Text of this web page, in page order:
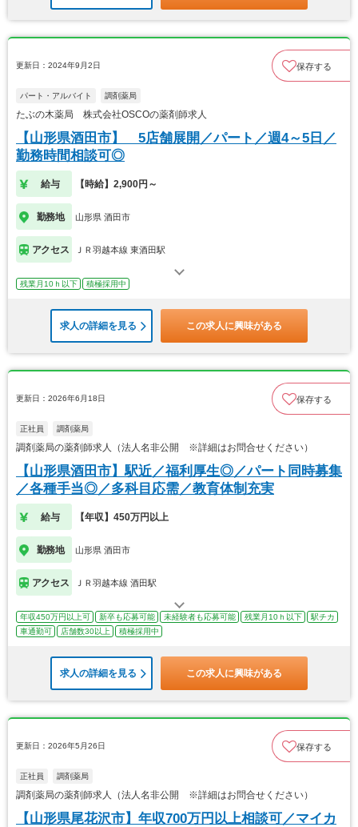
更新日：2024年9月2日 保存する
パート・アルバイト 調剤薬局
たぶの木薬局 株式会社OSCOの薬剤師求人
【山形県酒田市】 5店舗展開／パート／週4～5日／
勤務時間相談可◎
給与 【時給】2,900円～
勤務地 山形県 酒田市
アクセス ＪＲ羽越本線 東酒田駅
残業月10ｈ以下 積極採用中
求人の詳細を見る この求人に興味がある
更新日：2026年6月18日 保存する
正社員 調剤薬局
調剤薬局の薬剤師求人（法人名非公開 ※詳細はお問合せください）
【山形県酒田市】駅近／福利厚生◎／パート同時募集
／各種手当◎／多科目応需／教育体制充実
給与 【年収】450万円以上
勤務地 山形県 酒田市
アクセス ＪＲ羽越本線 酒田駅
年収450万円以上可 新卒も応募可能 未経験者も応募可能 残業月10ｈ以下
駅チカ
車通勤可
店舗数30以上 積極採用中
求人の詳細を見る この求人に興味がある
更新日：2026年5月26日 保存する
正社員 調剤薬局
調剤薬局の薬剤師求人（法人名非公開 ※詳細はお問合せください）
【山形県尾花沢市】年収700万円以上相談可／マイカ